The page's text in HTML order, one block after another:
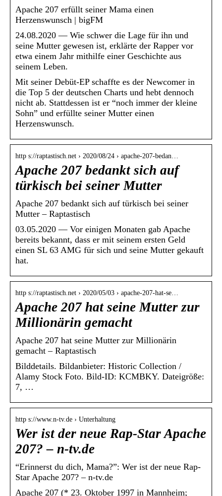
Apache 207 erfüllt seiner Mama einen
Herzenswunsch | bigFM
24.08.2020 — Wie schwer die Lage für ihn und
seine Mutter gewesen ist, erklärte der Rapper vor
etwa einem Jahr mithilfe einer Geschichte aus
seinem Leben.
Mit seiner Debüt-EP schaffte es der Newcomer in
die Top 5 der deutschen Charts und hebt dennoch
nicht ab. Stattdessen ist er “noch immer der kleine
Sohn” und erfüllte seiner Mutter einen
Herzenswunsch.
http s://raptastisch.net › 2020/08/24 › apache-207-bedan…
Apache 207 bedankt sich auf
türkisch bei seiner Mutter
Apache 207 bedankt sich auf türkisch bei seiner
Mutter – Raptastisch
03.05.2020 — Vor einigen Monaten gab Apache
bereits bekannt, dass er mit seinem ersten Geld
einen SL 63 AMG für sich und seine Mutter gekauft
hat.
http s://raptastisch.net › 2020/05/03 › apache-207-hat-se…
Apache 207 hat seine Mutter zur
Millionärin gemacht
Apache 207 hat seine Mutter zur Millionärin
gemacht – Raptastisch
Bilddetails. Bildanbieter: Historic Collection /
Alamy Stock Foto. Bild-ID: KCMBKY. Dateigröße:
7, …
http s://www.n-tv.de › Unterhaltung
Wer ist der neue Rap-Star Apache
207? – n-tv.de
“Erinnerst du dich, Mama?”: Wer ist der neue Rap-
Star Apache 207? – n-tv.de
Apache 207 (* 23. Oktober 1997 in Mannheim;